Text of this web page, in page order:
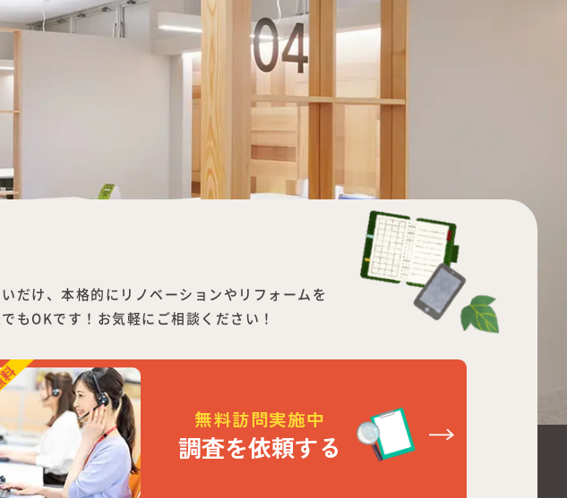
だけ、本格的にリノベーションやリフォームを
もOKです！お気軽にご相談ください！
無料訪問実施中
調査を依頼する